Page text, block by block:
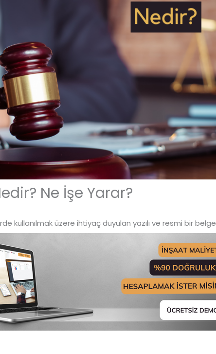
Ne İşe Yarar?
kullanılmak üzere ihtiyaç duyulan yazılı ve resmi bir